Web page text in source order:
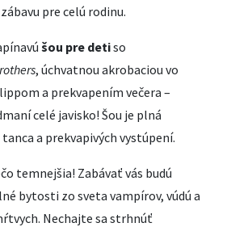
pre celú rodinu.
šou pre detiso
, úchvatnou akrobaciou vo
a prekvapením večera –
celé javisko! Šou je plná
a prekvapivých vystúpení.
temnejšia! Zabávať vás budú
bytosti zo sveta vampírov, vúdú a
Nechajte sa strhnúť